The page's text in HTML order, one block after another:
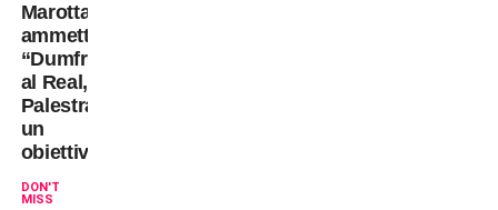
Marotta
ammette:
“Dumfries
al Real,
Palestra
un
obiettivo”
DON'T
MISS